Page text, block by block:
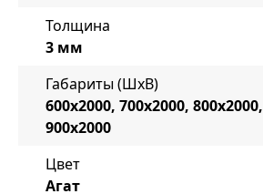
Толщина
3 мм
Габариты (ШxВ)
600x2000, 700x2000, 800x2000,
900x2000
Цвет
Агат